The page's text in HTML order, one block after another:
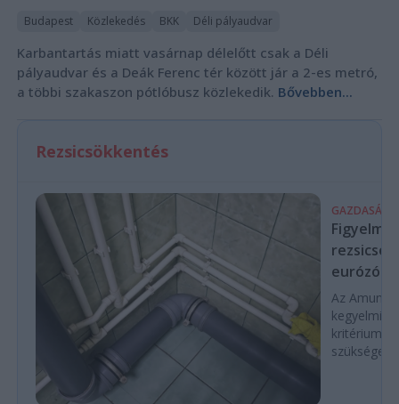
Budapest Közlekedés BKK Déli pályaudvar
Karbantartás miatt vasárnap délelőtt csak a Déli
pályaudvar és a Deák Ferenc tér között jár a 2-es metró,
a többi szakaszon pótlóbusz közlekedik. Bővebben...
Rezsicsökkentés
GAZDASÁG
Az Amundi
kegyelmi